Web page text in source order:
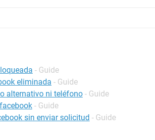
- Guide
eliminada - Guide
alternativo ni teléfono - Guide
- Guide
sin enviar solicitud - Guide